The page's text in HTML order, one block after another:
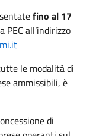
fino al 17
PEC all’indirizzo
le modalità di
ammissibili, è
di